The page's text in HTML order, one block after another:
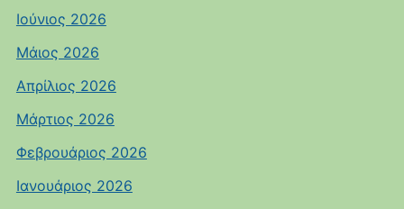
Ιούνιος 2026
Μάιος 2026
Απρίλιος 2026
Μάρτιος 2026
Φεβρουάριος 2026
Ιανουάριος 2026